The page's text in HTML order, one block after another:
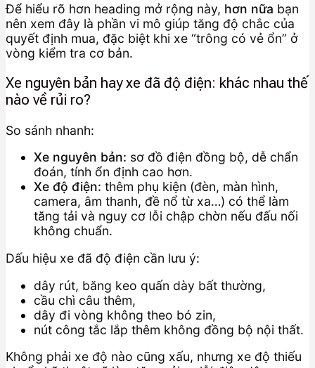
Để hiểu rõ hơn heading mở rộng này, hơn nữa bạn
nên xem đây là phần vi mô giúp tăng độ chắc của
quyết định mua, đặc biệt khi xe “trông có vẻ ổn” ở
vòng kiểm tra cơ bản.
Xe nguyên bản hay xe đã độ điện: khác nhau thế
nào về rủi ro?
So sánh nhanh:
Xe nguyên bản: sơ đồ điện đồng bộ, dễ chẩn
đoán, tính ổn định cao hơn.
Xe độ điện: thêm phụ kiện (đèn, màn hình,
camera, âm thanh, đề nổ từ xa…) có thể làm
tăng tải và nguy cơ lỗi chập chờn nếu đấu nối
không chuẩn.
Dấu hiệu xe đã độ điện cần lưu ý:
dây rút, băng keo quấn dày bất thường,
cầu chì câu thêm,
dây đi vòng không theo bó zin,
nút công tắc lắp thêm không đồng bộ nội thất.
Không phải xe độ nào cũng xấu, nhưng xe độ thiếu